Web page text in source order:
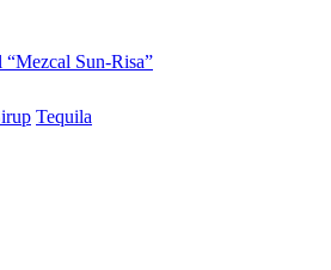
Sun-Risa”
Tequila